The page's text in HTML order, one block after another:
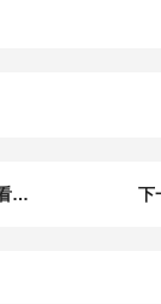
上一篇：29.8万元！逐际动力LimX Luna人形机器人发布：能看视频学跳舞